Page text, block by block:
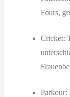
Fours,
Cricket:
Parkour: